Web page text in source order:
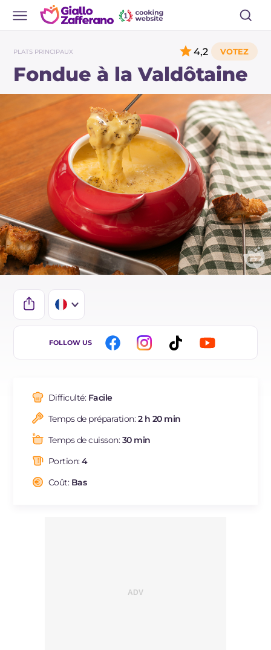
PLATS PRINCIPAUX
Fondue à la Valdôtaine
4,2
IT
ES
BR
NL
FOLLOW US
Difficulté: Facile
Temps de préparation:2 h 20 min
Temps de cuisson:30 min
Portion:4
Coût: Bas